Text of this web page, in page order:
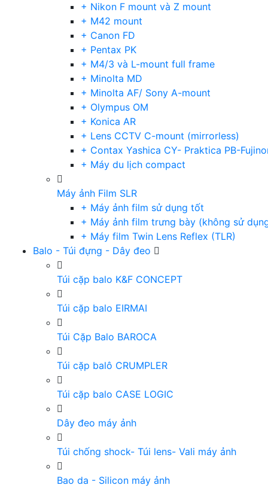
+ Nikon F mount và Z mount
+ M42 mount
+ Canon FD
+ Pentax PK
+ M4/3 và L-mount full frame
+ Minolta MD
+ Minolta AF/ Sony A-mount
+ Olympus OM
+ Konica AR
+ Lens CCTV C-mount (mirrorless)
+ Contax Yashica CY- Praktica PB-
+ Máy du lịch compact
Máy ảnh Film SLR
+ Máy ảnh film sử dụng tốt
+ Máy ảnh film trưng bày (không sử
+ Máy film Twin Lens Reflex (TLR)
Balo - Túi đựng - Dây đeo
Túi cặp balo K&F CONCEPT
Túi cặp balo EIRMAI
Túi Cặp Balo BAROCA
Túi cặp balô CRUMPLER
Túi cặp balo CASE LOGIC
Dây đeo máy ảnh
Túi chống shock- Túi lens- Vali máy ảnh
Bao da - Silicon máy ảnh